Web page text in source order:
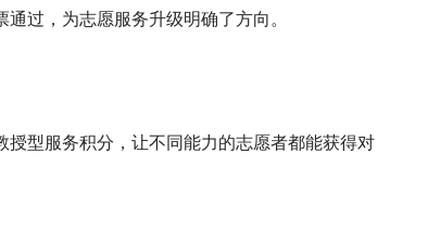
过，为志愿服务升级明确了方向。
授型服务积分，让不同能力的志愿者都能获得对